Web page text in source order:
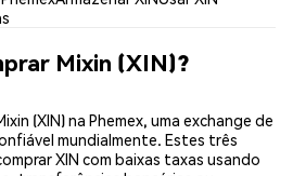
Mixin (XIN)?
(XIN) na Phemex, uma exchange de
mundialmente. Estes três
XIN com baixas taxas usando